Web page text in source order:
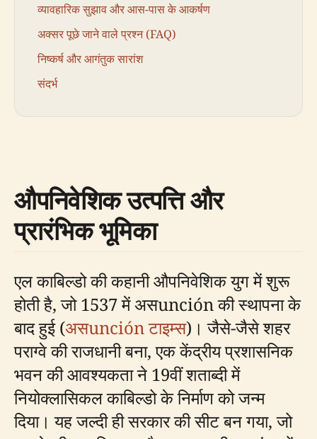
व्यावहारिक सुझाव और आस-पास के आकर्षण
अक्सर पूछे जाने वाले प्रश्न (FAQ)
निष्कर्ष और आगंतुक सारांश
संदर्भ
औपनिवेशिक उत्पत्ति और
प्रारंभिक भूमिका
एल काबिल्डो की कहानी औपनिवेशिक युग में शुरू
होती है, जो 1537 में असunción की स्थापना के
बाद हुई (असunción टाइम्स)। जैसे-जैसे शहर
पराग्वे की राजधानी बना, एक केंद्रीय प्रशासनिक
भवन की आवश्यकता ने 19वीं शताब्दी में
नियोक्लासिकल काबिल्डो के निर्माण को जन्म
दिया। यह जल्दी ही सरकार की सीट बन गया, जो